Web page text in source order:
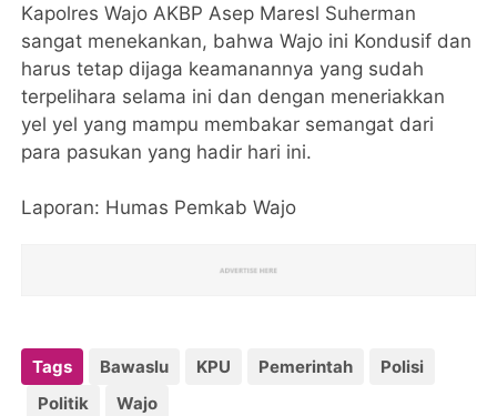
Kapolres Wajo AKBP Asep Maresl Suherman
sangat menekankan, bahwa Wajo ini Kondusif dan
harus tetap dijaga keamanannya yang sudah
terpelihara selama ini dan dengan meneriakkan
yel yel yang mampu membakar semangat dari
para pasukan yang hadir hari ini.
Laporan: Humas Pemkab Wajo
Tags Bawaslu KPU Pemerintah
Polisi
Politik
Wajo